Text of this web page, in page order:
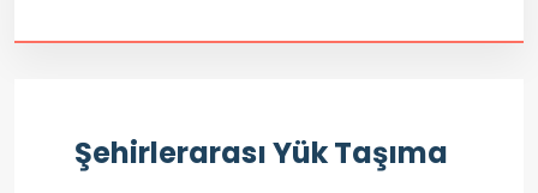
Şehirlerarası Yük Taşıma